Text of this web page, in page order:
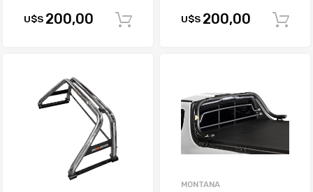
U$S 200,00 Comprar
U$S 200,00
MONTANA